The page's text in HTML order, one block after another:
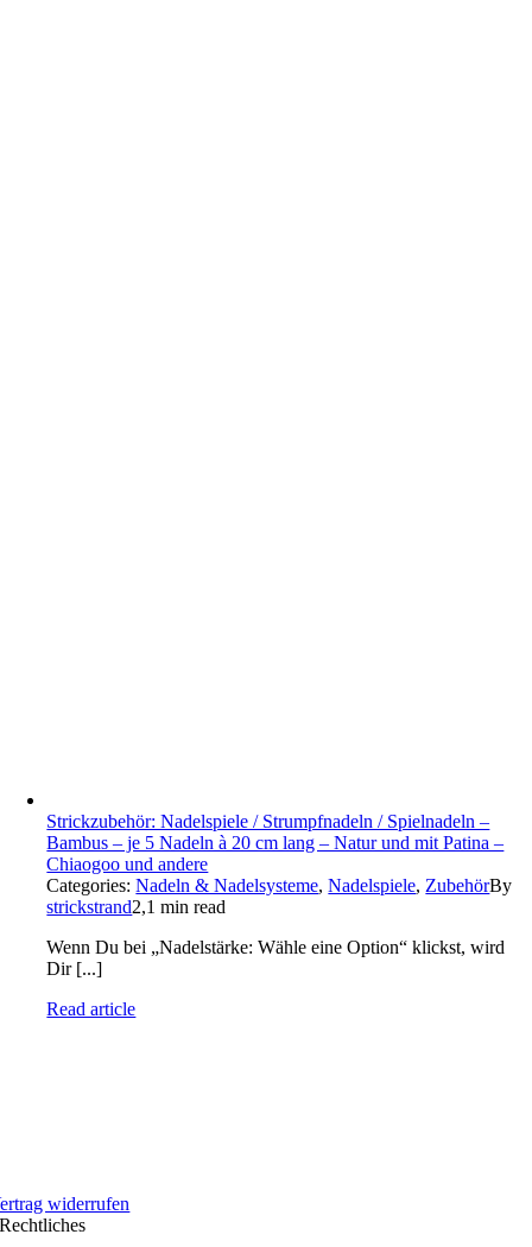
Strickzubehör: Nadelspiele / Strumpfnadeln / Spielnadeln –
Bambus – je 5 Nadeln à 20 cm lang – Natur und mit Patina –
Chiaogoo und andere
Categories:Nadeln & Nadelsysteme,Nadelspiele, ZubehörBy
strickstrand2,1 min read
Wenn Du bei „Nadelstärke: Wähle eine Option“ klickst, wird
Dir [...]
Read article
widerrufen
Rechtliches